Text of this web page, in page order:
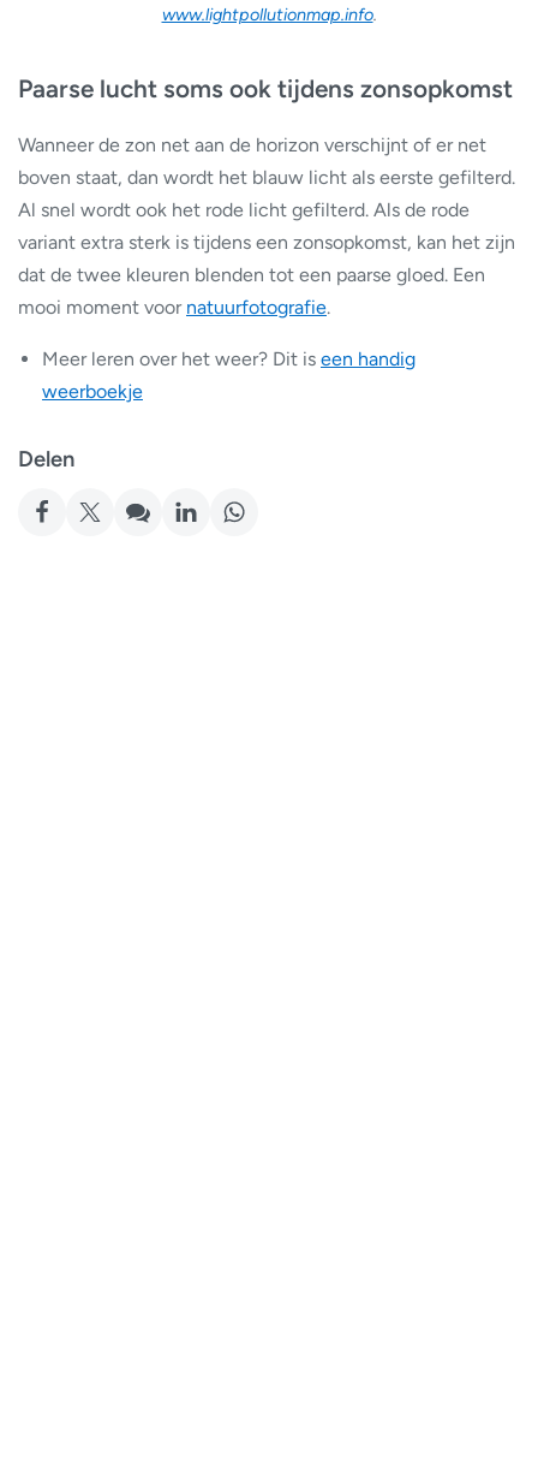
www.lightpollutionmap.info.
Paarse lucht soms ook tijdens zonsopkomst
Wanneer de zon net aan de horizon verschijnt of er net
boven staat, dan wordt het blauw licht als eerste gefilterd.
Al snel wordt ook het rode licht gefilterd. Als de rode
variant extra sterk is tijdens een zonsopkomst, kan het zijn
dat de twee kleuren blenden tot een paarse gloed. Een
mooi moment voor natuurfotografie.
Meer leren over het weer? Dit is een handig
weerboekje
Delen